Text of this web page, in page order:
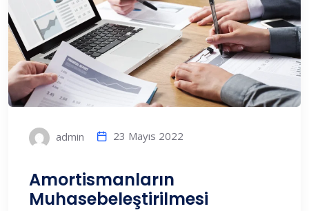
admin 23 Mayıs 2022
Amortismanların
Muhasebeleştirilmesi